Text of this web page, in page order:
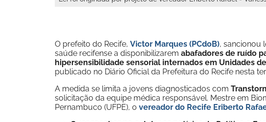
O prefeito do Recife, Victor Marques (PCdoB), sancionou
saúde recifense a disponibilizarem abafadores de ruído
hipersensibilidade sensorial internados em Unidades
publicado no Diário Oficial da Prefeitura do Recife nesta
A medida se limita a jovens diagnosticados com
solicitação da equipe médica responsável. Mestre em
Pernambuco (UFPE), o vereador do Recife Eriberto